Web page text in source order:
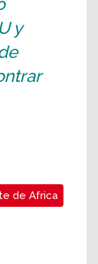
y
de Africa